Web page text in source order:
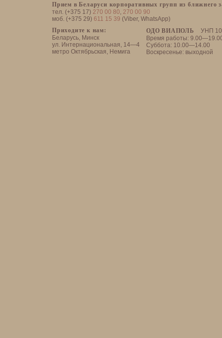
Прием в Беларуси корпоративных групп из ближнего
тел. (+375 17) 270 00 80, 270 00 90
моб. (+375 29) 611 15 39 (Viber, WhatsApp)
ОДО ВИАПОЛЬ
УНП
Время работы:
Суббота: 10.00—14.00
Воскресенье: выходной
Приходите к нам:
Беларусь, Минск
ул. Интернациональная, 14—4
метро Октябрьская, Немига